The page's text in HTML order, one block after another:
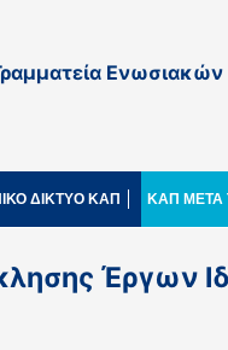
ΔΙΚΤΥΟ ΚΑΠ ΚΑΠ ΜΕΤΑ
Έργων